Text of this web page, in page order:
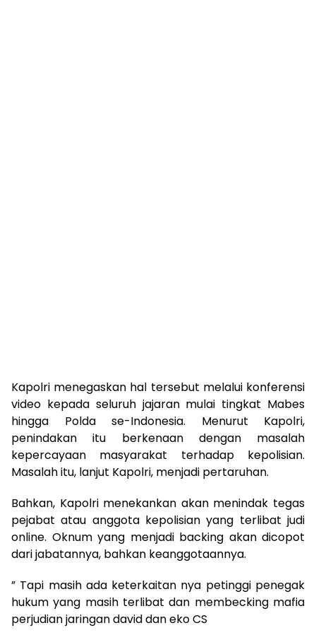
Kapolri menegaskan hal tersebut melalui konferensi
video kepada seluruh jajaran mulai tingkat Mabes
hingga Polda se-Indonesia. Menurut Kapolri,
penindakan itu berkenaan dengan masalah
kepercayaan masyarakat terhadap kepolisian.
Masalah itu, lanjut Kapolri, menjadi pertaruhan.
Bahkan, Kapolri menekankan akan menindak tegas
pejabat atau anggota kepolisian yang terlibat judi
online. Oknum yang menjadi backing akan dicopot
dari jabatannya, bahkan keanggotaannya.
” Tapi masih ada keterkaitan nya petinggi penegak
hukum yang masih terlibat dan membecking mafia
perjudian jaringan david dan eko CS